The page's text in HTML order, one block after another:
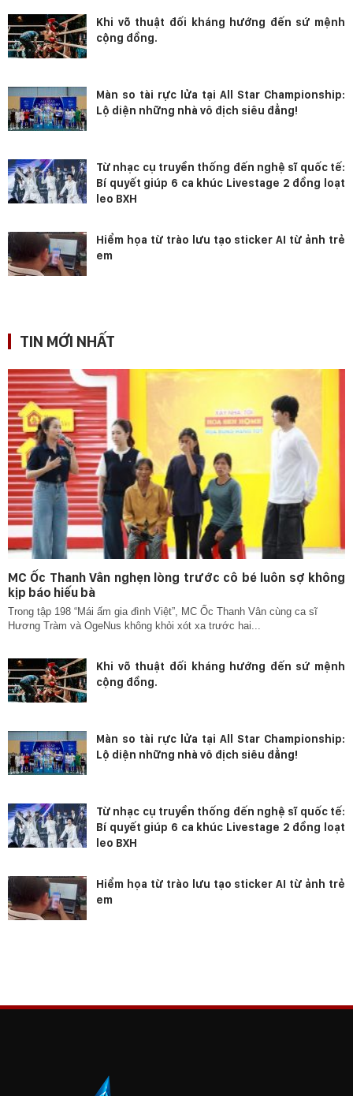
Khi võ thuật đối kháng hướng đến sứ mệnh
cộng đồng.
Màn so tài rực lửa tại All Star Championship:
Lộ diện những nhà vô địch siêu đẳng!
Từ nhạc cụ truyền thống đến nghệ sĩ quốc tế:
Bí quyết giúp 6 ca khúc Livestage 2 đồng loạt
leo BXH
Hiểm họa từ trào lưu tạo sticker AI từ ảnh trẻ
em
TIN MỚI NHẤT
MC Ốc Thanh Vân nghẹn lòng trước cô bé luôn sợ không
kịp báo hiếu bà
Trong tập 198 “Mái ấm gia đình Việt”, MC Ốc Thanh Vân cùng ca sĩ
Hương Tràm và OgeNus không khỏi xót xa trước hai...
Khi võ thuật đối kháng hướng đến sứ mệnh
cộng đồng.
Màn so tài rực lửa tại All Star Championship:
Lộ diện những nhà vô địch siêu đẳng!
Từ nhạc cụ truyền thống đến nghệ sĩ quốc tế:
Bí quyết giúp 6 ca khúc Livestage 2 đồng loạt
leo BXH
Hiểm họa từ trào lưu tạo sticker AI từ ảnh trẻ
em